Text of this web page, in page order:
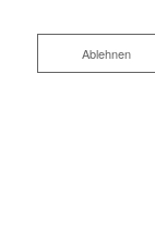
Ablehnen
Ablehnen